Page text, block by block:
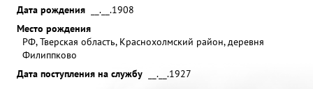
Дата рождения
__.__.1908
Место рождения
РФ, Тверская область, Краснохолмский район, деревня
Филиппково
Дата поступления на службу
__.__.1927